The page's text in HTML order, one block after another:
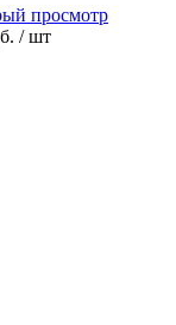
просмотр
/ шт